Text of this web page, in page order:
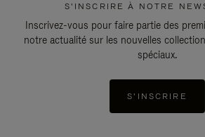
S'INSCRIRE À NOTRE
Inscrivez-vous pour faire partie des
notre actualité sur les nouvelles
spéciaux.
S'INSCRIRE